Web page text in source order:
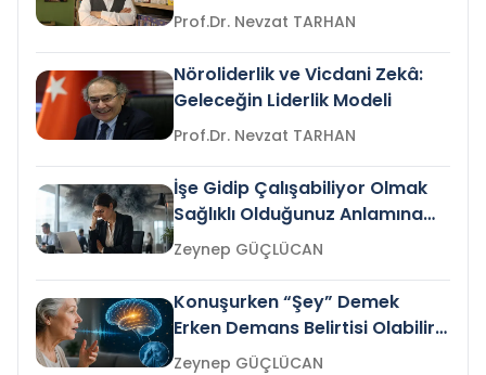
Prof.Dr. Nevzat TARHAN
Nöroliderlik ve Vicdani Zekâ:
Geleceğin Liderlik Modeli
Prof.Dr. Nevzat TARHAN
İşe Gidip Çalışabiliyor Olmak
Sağlıklı Olduğunuz Anlamına
Gelir mi?Zeynep GÜÇLÜCAN
Konuşurken “Şey” Demek
Erken Demans Belirtisi Olabilir
mi?
Zeynep GÜÇLÜCAN